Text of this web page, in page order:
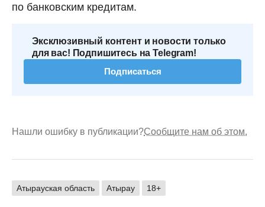
по банковским кредитам.
Эксклюзивный контент и новости только
для вас! Подпишитесь на Telegram!
Подписаться
Нашли ошибку в публикации?Сообщите нам об этом.
Атырауская область Атырау 18+